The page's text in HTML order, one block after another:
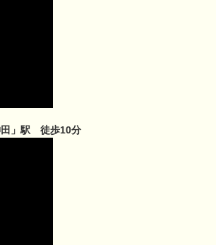
田」駅 徒歩10分